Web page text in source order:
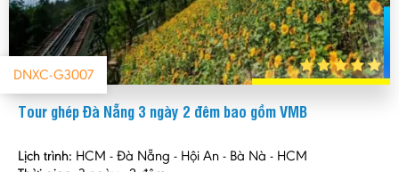
DNXC-G3007
Tour ghép Đà Nẵng 3 ngày 2 đêm bao gồm VMB
Lịch trình: HCM - Đà Nẵng - Hội An - Bà Nà - HCM